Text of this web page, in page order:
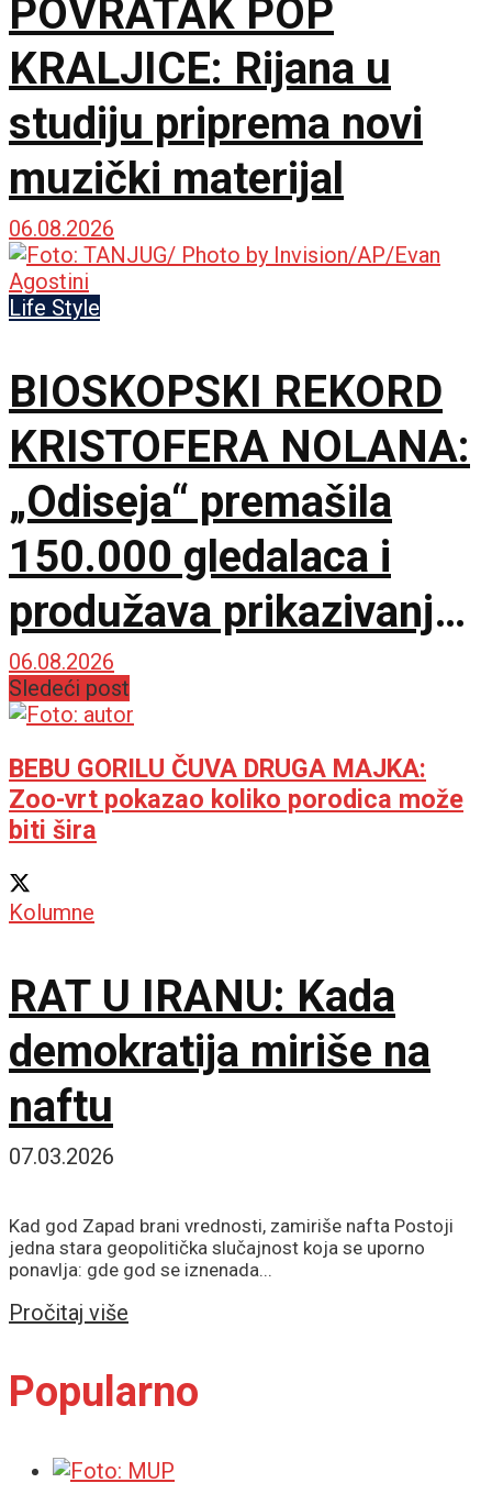
POVRATAK POP
KRALJICE: Rijana u
studiju priprema novi
muzički materijal
06.08.2026
Life Style
BIOSKOPSKI REKORD
KRISTOFERA NOLANA:
„Odiseja“ premašila
150.000 gledalaca i
produžava prikazivanje
u IMAX dvorani
06.08.2026
Sledeći post
BEBU GORILU ČUVA DRUGA MAJKA:
Zoo-vrt pokazao koliko porodica može
biti šira
Kolumne
RAT U IRANU: Kada
demokratija miriše na
naftu
07.03.2026
Kad god Zapad brani vrednosti, zamiriše nafta Postoji
jedna stara geopolitička slučajnost koja se uporno
ponavlja: gde god se iznenada...
Pročitaj više
Popularno